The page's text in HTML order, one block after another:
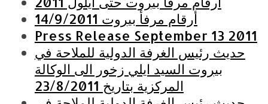
أرقام مرفأ بيروت 14/9/2011
Press Release September 13 2011
حديث رئيس الغرفة الدولية للملاحة في
بيروت السيد ايلي زخور الى الوكالة
المركزية بتاريخ 23/8/2011